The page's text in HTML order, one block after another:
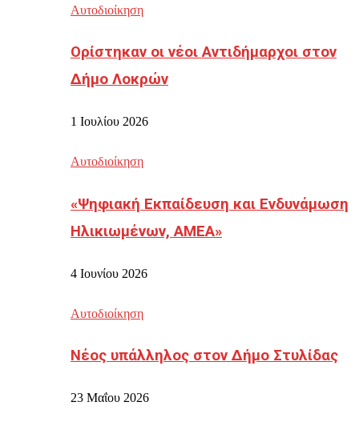
Αυτοδιοίκηση
Ορίστηκαν οι νέοι Αντιδήμαρχοι στον
Δήμο Λοκρών
1 Ιουλίου 2026
Αυτοδιοίκηση
«Ψηφιακή Εκπαίδευση και Ενδυνάμωση
Ηλικιωμένων, ΑΜΕΑ»
4 Ιουνίου 2026
Αυτοδιοίκηση
Νέος υπάλληλος στον Δήμο Στυλίδας
23 Μαΐου 2026